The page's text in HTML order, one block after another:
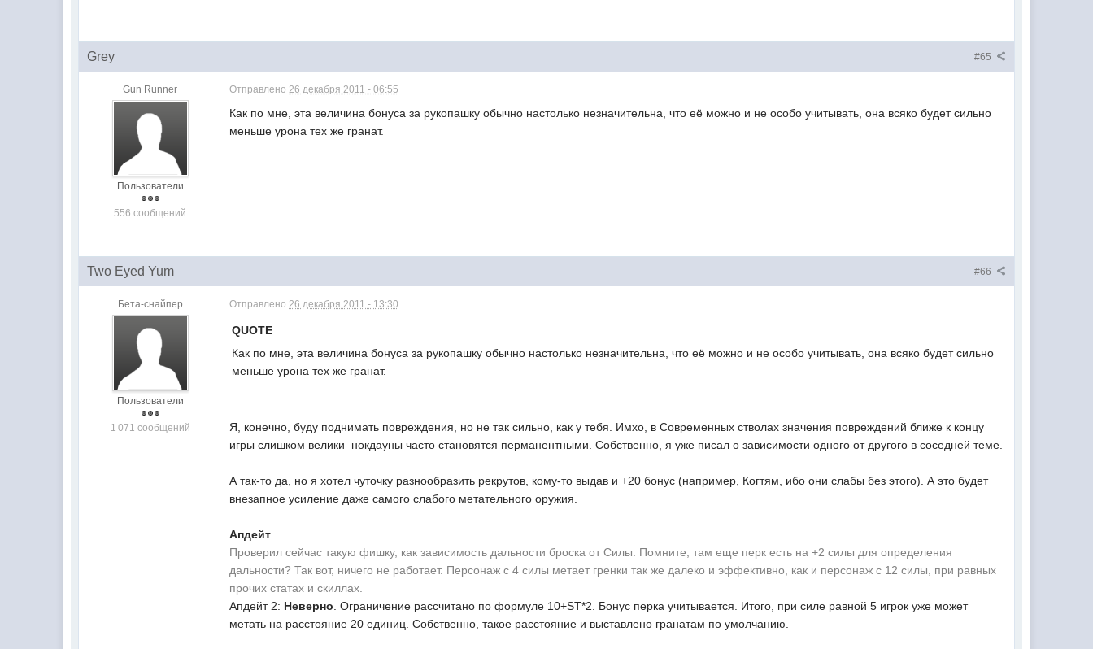
#65
Grey
Gun Runner
Пользователи
556 сообщений
Отправлено 26 декабря 2011 - 06:55
Как по мне, эта величина бонуса за рукопашку обычно настолько незначительна, что её можно и не особо учитывать, она всяко будет сильно
меньше урона тех же гранат.
#66
Two Eyed Yum
Бета-снайпер
Пользователи
1 071 сообщений
Отправлено 26 декабря 2011 - 13:30
QUOTE
Как по мне, эта величина бонуса за рукопашку обычно настолько незначительна, что её можно и не особо учитывать, она всяко будет сильно
меньше урона тех же гранат.
Я, конечно, буду поднимать повреждения, но не так сильно, как у тебя. Имхо, в Современных стволах значения повреждений ближе к концу
игры слишком велики  нокдауны часто становятся перманентными. Собственно, я уже писал о зависимости одного от другого в соседней теме.
А так-то да, но я хотел чуточку разнообразить рекрутов, кому-то выдав и +20 бонус (например, Когтям, ибо они слабы без этого). А это будет
внезапное усиление даже самого слабого метательного оружия.
Апдейт
Проверил сейчас такую фишку, как зависимость дальности броска от Силы. Помните, там еще перк есть на +2 силы для определения
дальности? Так вот, ничего не работает. Персонаж с 4 силы метает гренки так же далеко и эффективно, как и персонаж с 12 силы, при равных
прочих статах и скиллах.
Апдейт 2: Неверно . Ограничение рассчитано по формуле 10+ST*2. Бонус перка учитывается. Итого, при силе равной 5 игрок уже может
метать на расстояние 20 единиц. Собственно, такое расстояние и выставлено гранатам по умолчанию.